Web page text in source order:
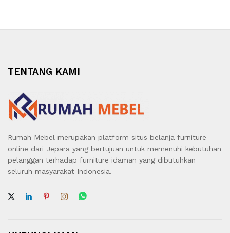
TENTANG KAMI
Rumah Mebel merupakan platform situs belanja furniture
online dari Jepara yang bertujuan untuk memenuhi kebutuhan
pelanggan terhadap furniture idaman yang dibutuhkan
seluruh masyarakat Indonesia.